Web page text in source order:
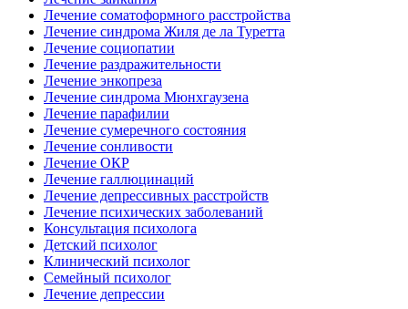
Лечение соматоформного расстройства
Лечение синдрома Жиля де ла Туретта
Лечение социопатии
Лечение раздражительности
Лечение энкопреза
Лечение синдрома Мюнхгаузена
Лечение парафилии
Лечение сумеречного состояния
Лечение сонливости
Лечение ОКР
Лечение галлюцинаций
Лечение депрессивных расстройств
Лечение психических заболеваний
Консультация психолога
Детский психолог
Клинический психолог
Семейный психолог
Лечение депрессии